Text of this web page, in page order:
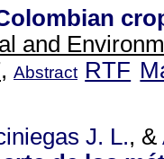
and
Abstract RTF
J. L., &